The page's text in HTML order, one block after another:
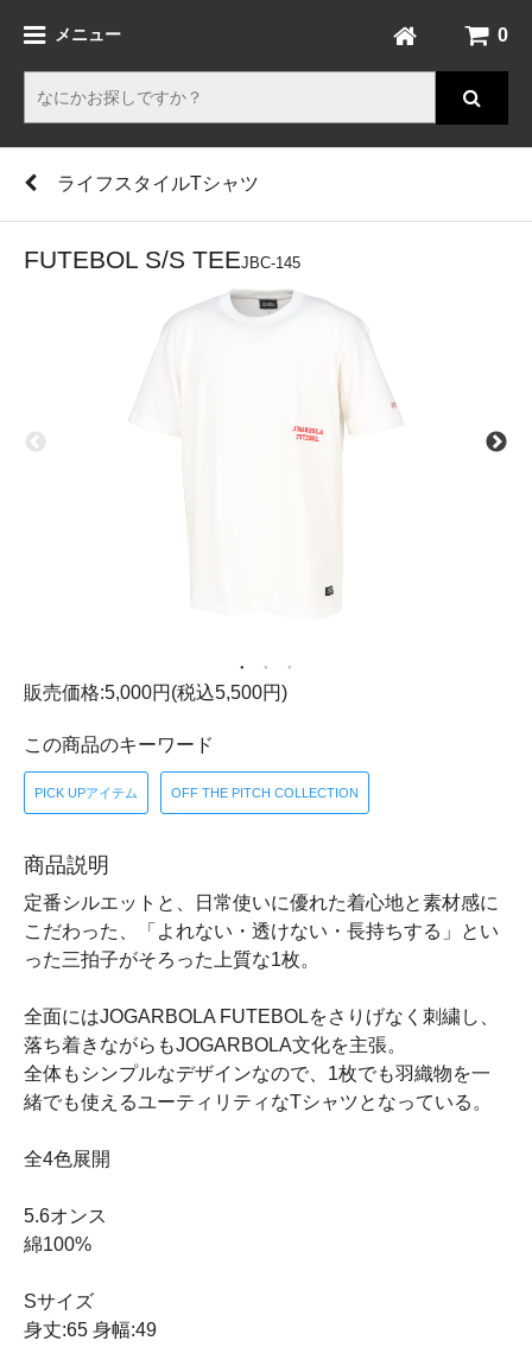
メニュー 0
ライフスタイルTシャツ
FUTEBOL S/S TEEJBC-145
販売価格:5,000円(税込5,500円)
この商品のキーワード
PICK UPアイテム OFF THE PITCH COLLECTION
商品説明
定番シルエットと、日常使いに優れた着心地と素材感に
こだわった、「よれない・透けない・長持ちする」とい
った三拍子がそろった上質な1枚。
全面にはJOGARBOLA FUTEBOLをさりげなく刺繍し、
落ち着きながらもJOGARBOLA文化を主張。
全体もシンプルなデザインなので、1枚でも羽織物を一
緒でも使えるユーティリティなTシャツとなっている。
全4色展開
5.6オンス
綿100%
Sサイズ
身丈:65 身幅:49